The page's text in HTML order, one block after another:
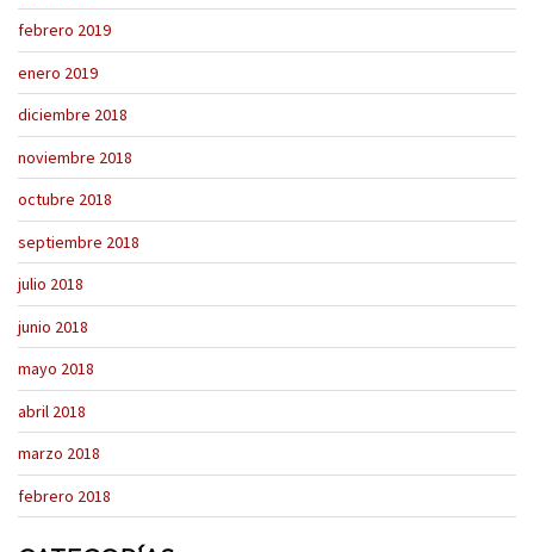
febrero 2019
enero 2019
diciembre 2018
noviembre 2018
octubre 2018
septiembre 2018
julio 2018
junio 2018
mayo 2018
abril 2018
marzo 2018
febrero 2018